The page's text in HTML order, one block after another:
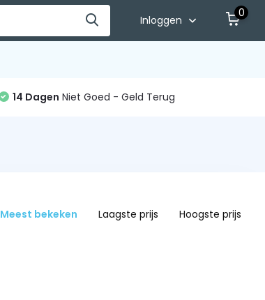
Inloggen
0
14 Dagen Niet Goed - Geld Terug
Meest bekeken Laagste prijs Hoogste prijs